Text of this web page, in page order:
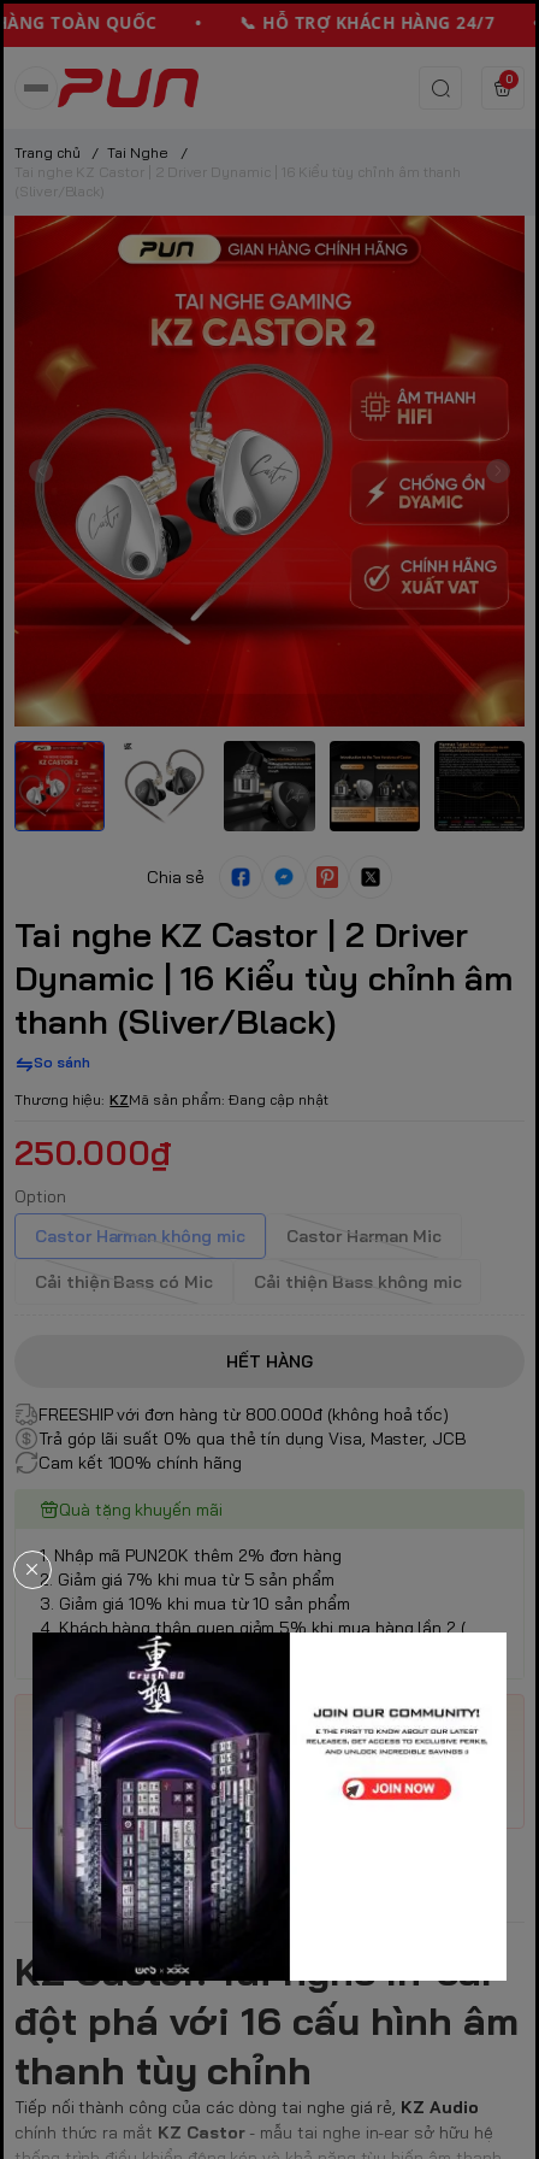
TOÀN QUỐC • 📞 HỖ TRỢ KHÁCH HÀNG 24/
0
Trang chủ / Tai Nghe
/
Tai nghe KZ Castor | 2 Driver Dynamic | 16 Kiểu tùy chỉnh âm thanh
(Sliver/Black)
Chia sẻ
Tai nghe KZ Castor | 2 Driver
Dynamic | 16 Kiểu tùy chỉnh âm
thanh (Sliver/Black)
So sánh
Thương hiệu: KZMã sản phẩm: Đang cập nhật
250.000₫
Option
Castor Harman không mic
Castor Harman Mic
Cải thiện Bass có Mic Cải thiện Bass không mic
HẾT HÀNG
FREESHIP với đơn hàng từ 800.000đ (không hoả tốc)
Trả góp lãi suất 0% qua thẻ tín dụng Visa, Master, JCB
Cam kết 100% chính hãng
Quà tặng khuyến mãi
1. Nhập mã PUN20K thêm 2% đơn hàng
2. Giảm giá 7% khi mua từ 5 sản phẩm
3. Giảm giá 10% khi mua từ 10 sản phẩm
4. Khách hàng thân quen giảm 5% khi mua hàng lần 2 (
Không áp dụng các khuyến mại trên )
Mã giảm giá
Nhập
môn
Trải
nghiệm
PROGEAR
Đặc điểm nổi bật
KZ Castor: Tai nghe In-ear
đột phá với 16 cấu hình âm
thanh tùy chỉnh
Tiếp nối thành công của các dòng tai nghe giá rẻ, KZ Audio
chính thức ra mắt KZ Castor- mẫu tai nghe in-ear sở hữu hệ